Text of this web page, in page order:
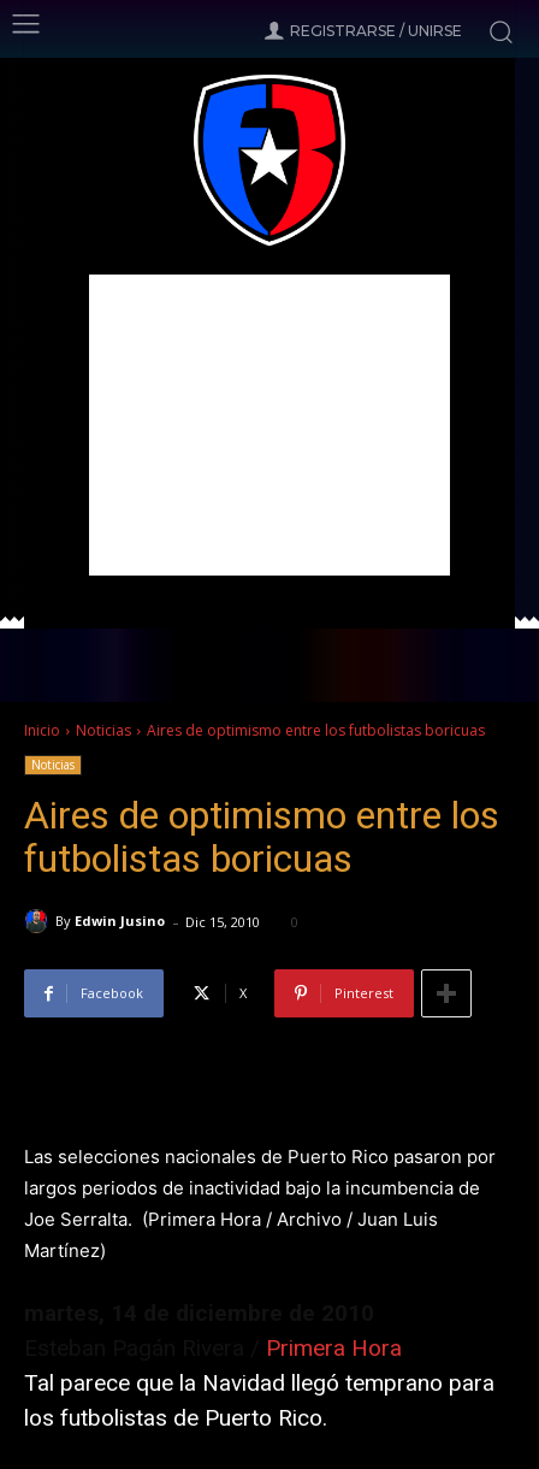
REGISTRARSE / UNIRSE
Inicio Noticias Aires de optimismo entre los futbolistas boricuas
Noticias
Aires de optimismo entre los
futbolistas boricuas
By Edwin Jusino - Dic 15, 2010 0
Facebook X Pinterest
Las selecciones nacionales de Puerto Rico pasaron por
largos periodos de inactividad bajo la incumbencia de
Joe Serralta. (Primera Hora / Archivo / Juan Luis
Martínez)
Primera Hora
Tal parece que la Navidad llegó temprano para
los futbolistas de Puerto Rico.